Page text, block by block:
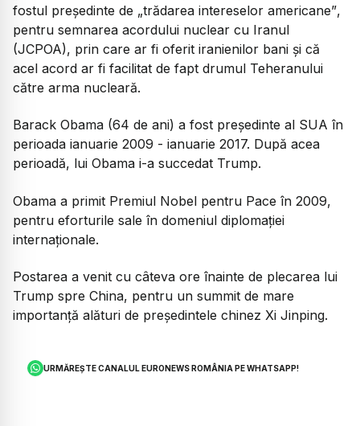
fostul președinte de „trădarea intereselor americane”,
pentru semnarea acordului nuclear cu Iranul
(JCPOA), prin care ar fi oferit iranienilor bani și că
acel acord ar fi facilitat de fapt drumul Teheranului
către arma nucleară.
Barack Obama (64 de ani) a fost președinte al SUA în
perioada ianuarie 2009 - ianuarie 2017. După acea
perioadă, lui Obama i-a succedat Trump.
Obama a primit Premiul Nobel pentru Pace în 2009,
pentru eforturile sale în domeniul diplomației
internaționale.
Postarea a venit cu câteva ore înainte de plecarea lui
Trump spre China, pentru un summit de mare
importanță alături de președintele chinez Xi Jinping.
URMĂREȘTE CANALUL EURONEWS ROMÂNIA PE WHATSAPP!